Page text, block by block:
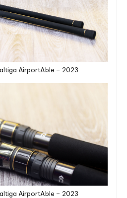
AirportAble – 2023
AirportAble – 2023